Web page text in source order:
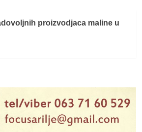
proizvodjaca maline u